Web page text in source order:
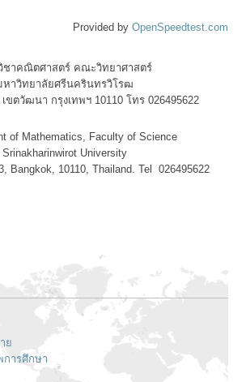
Provided by OpenSpeedtest.com
ชาคณิตศาสตร์ คณะวิทยาศาสตร์
หาวิทยาลัยศรีนครินทรวิโรฒ
ขตวัฒนา กรุงเทพฯ 10110 โทร 026495622
of Mathematics, Faculty of Science
Srinakharinwirot University
Bangkok, 10110, Thailand. Tel 026495622
ย
ารศึกษา